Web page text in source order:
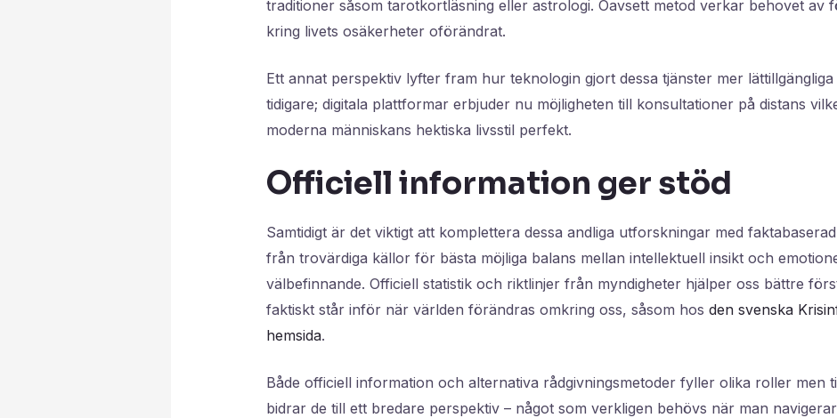
traditioner såsom tarotkortläsning eller astrologi. Oavsett metod verkar behovet av
kring livets osäkerheter oförändrat.
Ett annat perspektiv lyfter fram hur teknologin gjort dessa tjänster mer
tidigare; digitala plattformar erbjuder nu möjligheten till konsultationer på distans
moderna människans hektiska livsstil perfekt.
Officiell information ger stöd
Samtidigt är det viktigt att komplettera dessa andliga utforskningar med
från trovärdiga källor för bästa möjliga balans mellan intellektuell insikt och
välbefinnande. Officiell statistik och riktlinjer från myndigheter hjälper oss bättre
faktiskt står inför när världen förändras omkring oss, såsom hos den svenska
hemsida.
Både officiell information och alternativa rådgivningsmetoder fyller olika roller men
bidrar de till ett bredare perspektiv – något som verkligen behövs när man